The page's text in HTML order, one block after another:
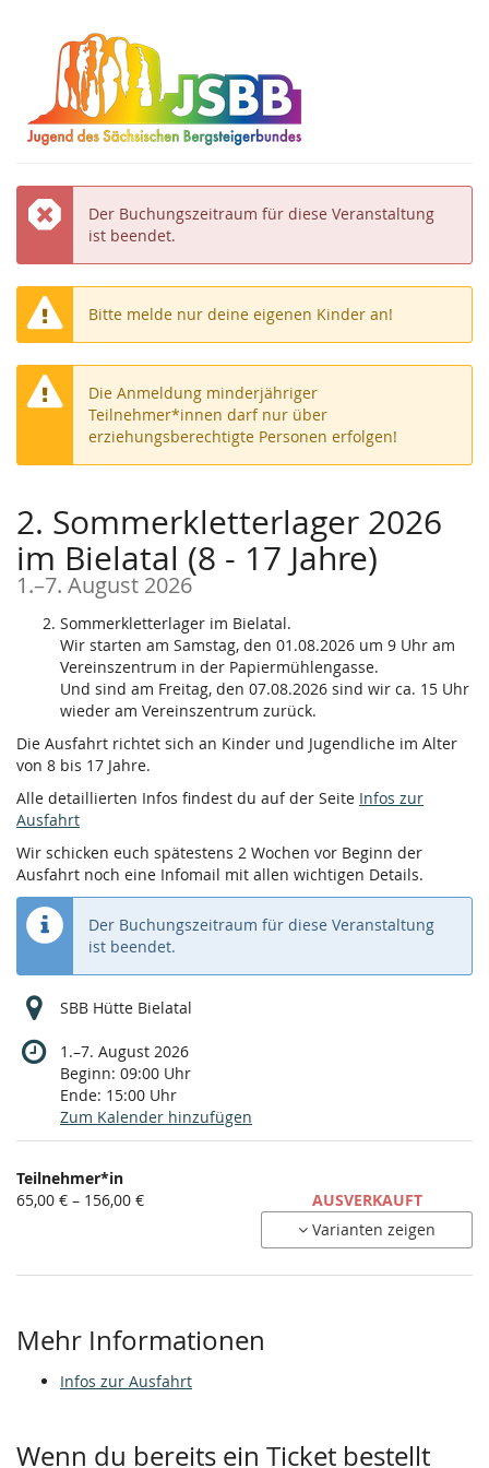
Haupt-
springen
Fehler:
Der Buchungszeitraum für diese Veranstaltung
ist beendet.
Bitte melde nur deine eigenen Kinder an!
Die Anmeldung minderjähriger
Teilnehmer*innen darf nur über
erziehungsberechtigte Personen erfolgen!
2. Sommerkletterlager 2026
im Bielatal (8 - 17 Jahre)
1.–bis
7. August 2026
Sommerkletterlager im Bielatal.
Wir starten am Samstag, den 01.08.2026 um 9 Uhr am
Vereinszentrum in der Papiermühlengasse.
Und sind am Freitag, den 07.08.2026 sind wir ca. 15 Uhr
wieder am Vereinszentrum zurück.
Die Ausfahrt richtet sich an Kinder und Jugendliche im Alter
von 8 bis 17 Jahre.
Alle detaillierten Infos findest du auf der Seite Infos zur
Ausfahrt
Wir schicken euch spätestens 2 Wochen vor Beginn der
Ausfahrt noch eine Infomail mit allen wichtigen Details.
Der Buchungszeitraum für diese Veranstaltung
ist beendet.
SBB Hütte Bielatal
1.–bis
7. August 2026
Beginn: 09:00 Uhr
Ende: 15:00 Uhr
Zum Kalender hinzufügen
Produkte
Unkategorisierte
Teilnehmer*in
von
65,00 € – 156,00 €
AUSVERKAUFT
Varianten zeigen
Mehr Informationen
Infos zur Ausfahrt
Wenn du bereits ein Ticket bestellt